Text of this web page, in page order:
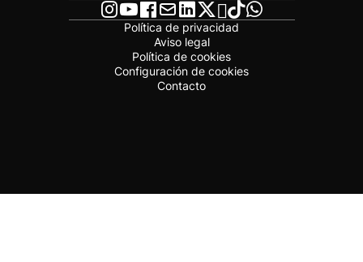
Política de privacidad
Aviso legal
Política de cookies
Configuración de cookies
Contacto